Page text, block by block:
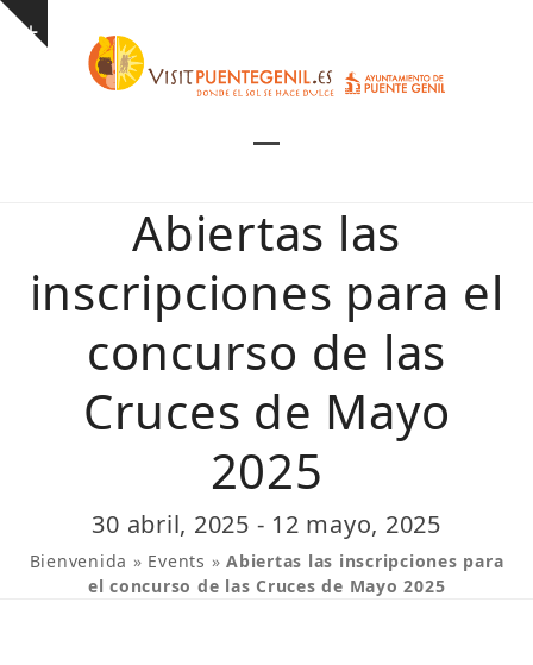
Skip
Show
mobile
menu
mobile
menu
Abiertas las
inscripciones para el
concurso de las
Cruces de Mayo
2025
30 abril, 2025 - 12 mayo, 2025
Bienvenida » Events »Abiertas las inscripciones para
el concurso de las Cruces de Mayo 2025